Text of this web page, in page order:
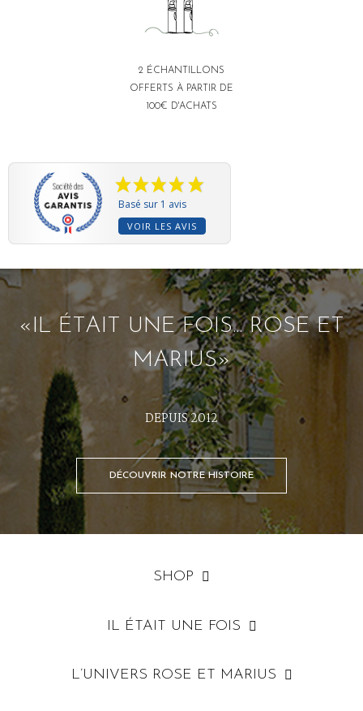
2 ÉCHANTILLONS
OFFERTS À PARTIR DE
100€ D'ACHATS
Basé sur 1 avis
VOIR LES AVIS
«IL ÉTAIT UNE FOIS... ROSE ET
MARIUS»
DEPUIS 2012
DÉCOUVRIR NOTRE HISTOIRE
SHOP
IL ÉTAIT UNE FOIS
L’UNIVERS ROSE ET MARIUS